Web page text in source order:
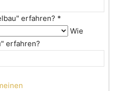
erfahren? *
Wie
erfahren?